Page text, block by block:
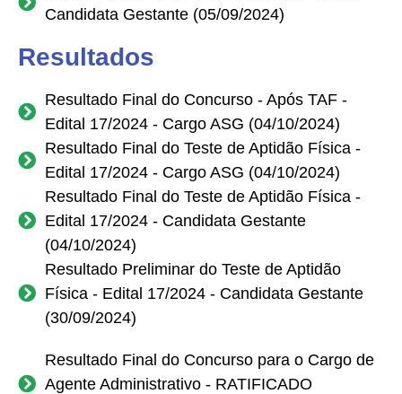
Candidata Gestante (05/09/2024)
Resultados
Resultado Final do Concurso - Após TAF -
Edital 17/2024 - Cargo ASG (04/10/2024)
Resultado Final do Teste de Aptidão Física -
Edital 17/2024 - Cargo ASG (04/10/2024)
Resultado Final do Teste de Aptidão Física -
Edital 17/2024 - Candidata Gestante
(04/10/2024)
Resultado Preliminar do Teste de Aptidão
Física - Edital 17/2024 - Candidata Gestante
(30/09/2024)
Resultado Final do Concurso para o Cargo de
Agente Administrativo - RATIFICADO